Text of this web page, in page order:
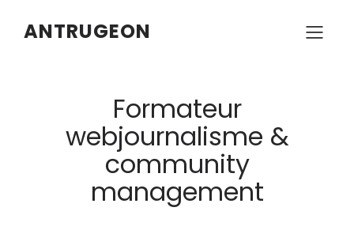
ANTRUGEON
Formateur
webjournalisme &
community
management